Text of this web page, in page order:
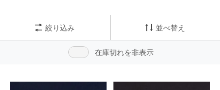
絞り込み 並べ替え
在庫切れを非表示